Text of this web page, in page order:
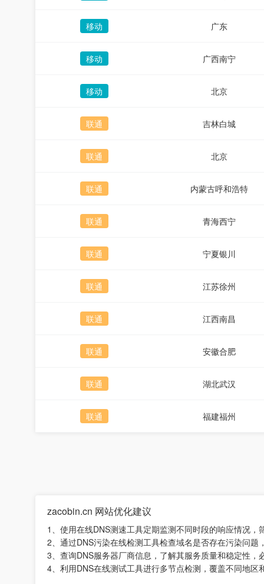
移动 广东
移动 广西南宁
移动 北京
联通 吉林白城
联通 北京
联通 内蒙古呼和浩特
联通 青海西宁
联通 宁夏银川
联通 江苏徐州
联通 江西南昌
联通 安徽合肥
联通 湖北武汉
联通 福建福州
zacobin.cn 网站优化建议
1、使用在线DNS测速工具定期监测不同时段的响应情况
2、通过DNS污染在线检测工具检查域名是否存在污染问题
3、查询DNS服务器厂商信息，了解其服务质量和稳定性，
4、利用DNS在线测试工具进行多节点检测，覆盖不同地区